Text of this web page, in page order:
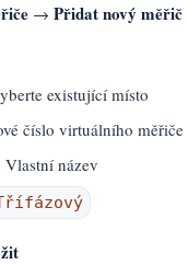
→ Přidat nový měřič
existující místo
číslo virtuálního měřiče
Vlastní název